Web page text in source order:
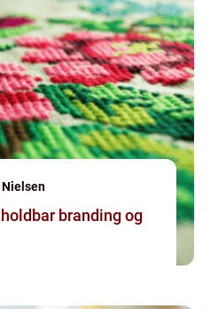
branding og